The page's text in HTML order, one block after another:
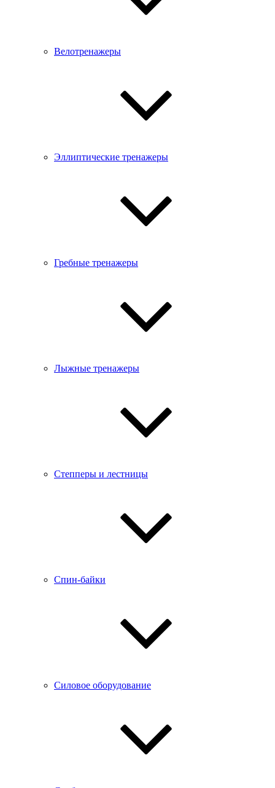
Велотренажеры
Эллиптические тренажеры
Гребные тренажеры
Лыжные тренажеры
Степперы и лестницы
Спин-байки
Силовое оборудование